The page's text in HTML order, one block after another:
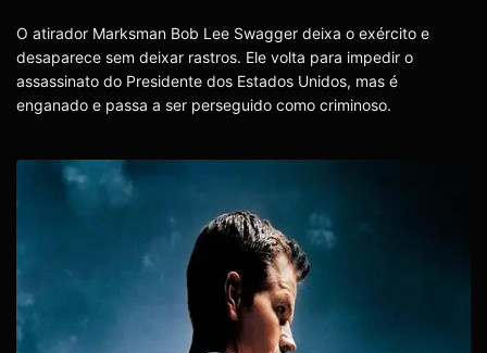
O atirador Marksman Bob Lee Swagger deixa o exército e
desaparece sem deixar rastros. Ele volta para impedir o
assassinato do Presidente dos Estados Unidos, mas é
enganado e passa a ser perseguido como criminoso.